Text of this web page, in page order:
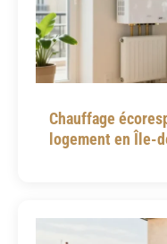
Chauffage
logement en Île-